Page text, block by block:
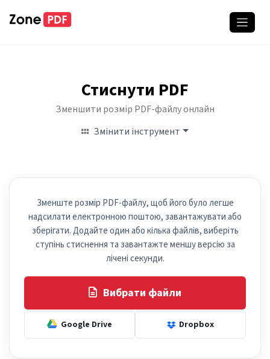
Стиснути PDF
Зменшити розмір PDF-файлу онлайн
Змінити інструмент
Зменште розмір PDF-файлу, щоб його було легше
надсилати електронною поштою, завантажувати або
зберігати. Додайте один або кілька файлів, виберіть
ступінь стиснення та завантажте меншу версію за
лічені секунди.
Вибрати файли
Google Drive Dropbox